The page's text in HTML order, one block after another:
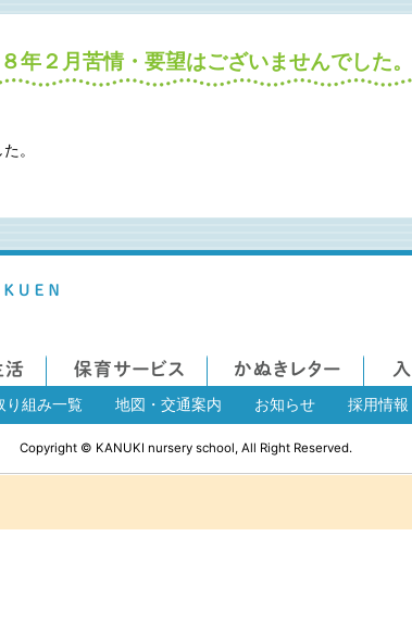
年２月苦情・要望はございませんでした。
。
り組み一覧 地図・交通案内 お知らせ 採用情報
Copyright © KANUKI nursery school, All Right Reserved.